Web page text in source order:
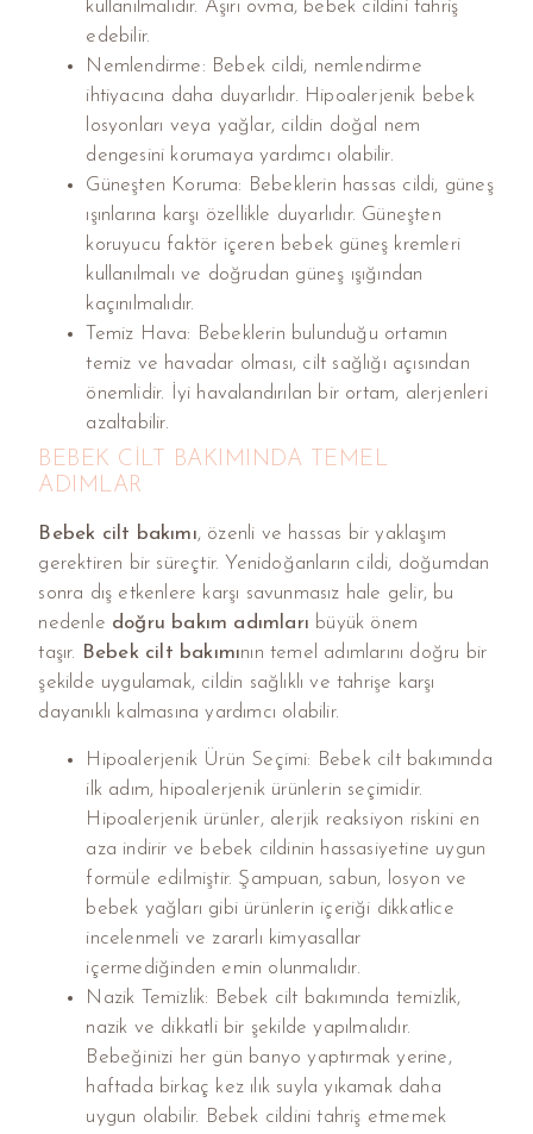
kullanılmalıdır. Aşırı ovma, bebek cildini tahriş
edebilir.
Nemlendirme: Bebek cildi, nemlendirme
ihtiyacına daha duyarlıdır. Hipoalerjenik bebek
losyonları veya yağlar, cildin doğal nem
dengesini korumaya yardımcı olabilir.
Güneşten Koruma: Bebeklerin hassas cildi, güneş
ışınlarına karşı özellikle duyarlıdır. Güneşten
koruyucu faktör içeren bebek güneş kremleri
kullanılmalı ve doğrudan güneş ışığından
kaçınılmalıdır.
Temiz Hava: Bebeklerin bulunduğu ortamın
temiz ve havadar olması, cilt sağlığı açısından
önemlidir. İyi havalandırılan bir ortam, alerjenleri
azaltabilir.
BEBEK CILT BAKIMINDA TEMEL
ADIMLAR
Bebek cilt bakımı, özenli ve hassas bir yaklaşım
gerektiren bir süreçtir. Yenidoğanların cildi, doğumdan
sonra dış etkenlere karşı savunmasız hale gelir, bu
nedenle doğru bakım adımları büyük önem
taşır. Bebek cilt bakımının temel adımlarını doğru bir
şekilde uygulamak, cildin sağlıklı ve tahrişe karşı
dayanıklı kalmasına yardımcı olabilir.
Hipoalerjenik Ürün Seçimi: Bebek cilt bakımında
ilk adım, hipoalerjenik ürünlerin seçimidir.
Hipoalerjenik ürünler, alerjik reaksiyon riskini en
aza indirir ve bebek cildinin hassasiyetine uygun
formüle edilmiştir. Şampuan, sabun, losyon ve
bebek yağları gibi ürünlerin içeriği dikkatlice
incelenmeli ve zararlı kimyasallar
içermediğinden emin olunmalıdır.
Nazik Temizlik: Bebek cilt bakımında temizlik,
nazik ve dikkatli bir şekilde yapılmalıdır.
Bebeğinizi her gün banyo yaptırmak yerine,
haftada birkaç kez ılık suyla yıkamak daha
uygun olabilir. Bebek cildini tahriş etmemek